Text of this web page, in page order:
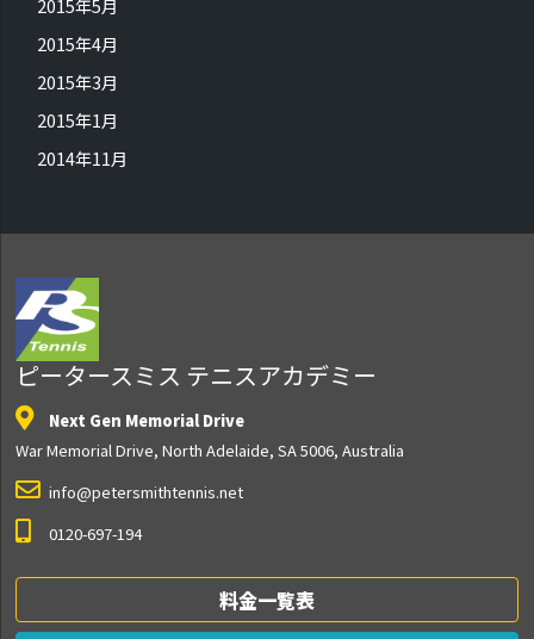
2015年5月
2015年4月
2015年3月
2015年1月
2014年11月
ピータースミス テニスアカデミー
Next Gen Memorial Drive
War Memorial Drive, North Adelaide, SA 5006, Australia
info@petersmithtennis.net
0120-697-194
料金一覧表